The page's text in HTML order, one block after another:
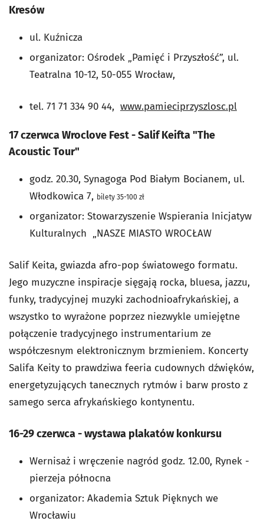
Kresów
ul. Kuźnicza
organizator: Ośrodek „Pamięć i Przyszłość”, ul.
Teatralna 10-12, 50-055 Wrocław,
tel. 71 71 334 90 44, www.pamieciprzyszlosc.pl
17 czerwca Wroclove Fest - Salif Keifta"The
Acoustic Tour"
godz. 20.30, Synagoga Pod Białym Bocianem, ul.
Włodkowica 7, bilety 35-100 zł
organizator: Stowarzyszenie Wspierania Inicjatyw
Kulturalnych „NASZE MIASTO WROCŁAW
Salif Keita, gwiazda afro-pop światowego formatu.
Jego muzyczne inspiracje sięgają rocka, bluesa, jazzu,
funky, tradycyjnej muzyki zachodnioafrykańskiej, a
wszystko to wyrażone poprzez niezwykle umiejętne
połączenie tradycyjnego instrumentarium ze
współczesnym elektronicznym brzmieniem. Koncerty
Salifa Keity to prawdziwa feeria cudownych dźwięków,
energetyzujących tanecznych rytmów i barw prosto z
samego serca afrykańskiego kontynentu.
16-29 czerwca - wystawa plakatów konkursu
Wernisaż i wręczenie nagród godz. 12.00, Rynek -
pierzeja północna
organizator: Akademia Sztuk Pięknych we
Wrocławiu